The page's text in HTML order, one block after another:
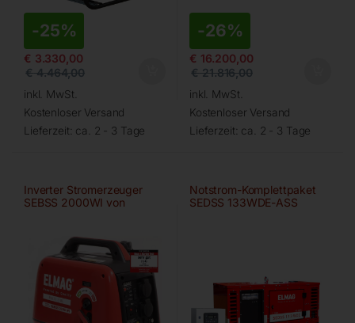
-25%
€ 3.330,00
€4.464,00
inkl. MwSt.
Kostenloser Versand
Lieferzeit: ca. 2 - 3 Tage
-26%
€ 16.200,00
€21.816,00
inkl. MwSt.
Kostenloser Versand
Lieferzeit: ca. 2 - 3 Tage
Inverter Stromerzeuger
SEBSS 2000WI von
Notstrom-Komplettpaket
SEDSS 133WDE-ASS